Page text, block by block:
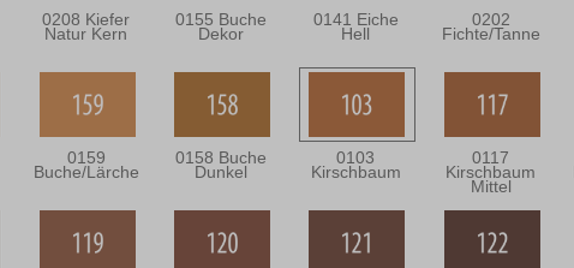
0208 Kiefer
Natur Kern
0155 Buche
Dekor
0141 Eiche
Hell
0202
Fichte/Tanne
0159
Buche/Lärche
0158 Buche
Dunkel
0103
Kirschbaum
0117
Kirschbaum
Mittel